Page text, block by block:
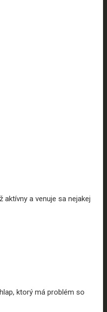
a venuje sa nejakej
ktorý má problém so